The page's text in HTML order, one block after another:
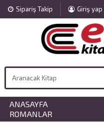
Sipariş Takip Giriş
ANASAYFA
ROMANLAR